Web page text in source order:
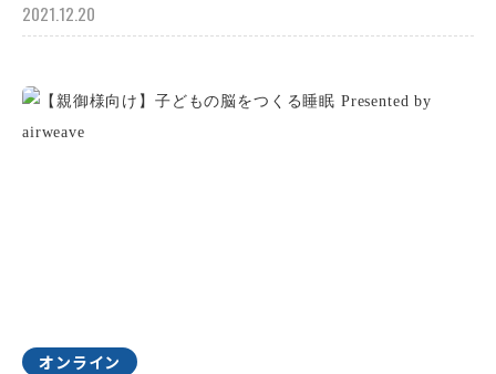
2021.12.20
オンライン